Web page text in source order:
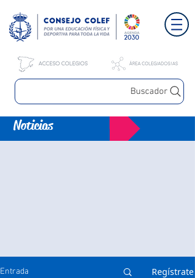
Buscador
Noticias
Entrada Regístrate